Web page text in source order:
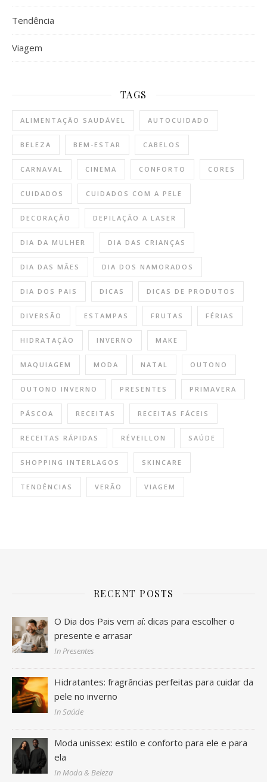
Tendência
Viagem
TAGS
ALIMENTAÇÃO SAUDÁVEL AUTOCUIDADO
BELEZA BEM-ESTAR CABELOS
CARNAVAL CINEMA CONFORTO CORES
CUIDADOS CUIDADOS COM A PELE
DECORAÇÃO DEPILAÇÃO A LASER
DIA DA MULHER DIA DAS CRIANÇAS
DIA DAS MÃES DIA DOS NAMORADOS
DIA DOS PAIS DICAS DICAS DE PRODUTOS
DIVERSÃO ESTAMPAS FRUTAS FÉRIAS
HIDRATAÇÃO INVERNO MAKE
MAQUIAGEM MODA NATAL OUTONO
OUTONO INVERNO PRESENTES PRIMAVERA
PÁSCOA RECEITAS RECEITAS FÁCEIS
RECEITAS RÁPIDAS RÉVEILLON SAÚDE
SHOPPING INTERLAGOS SKINCARE
TENDÊNCIAS VERÃO VIAGEM
RECENT POSTS
O Dia dos Pais vem aí: dicas para escolher o
presente e arrasar
In Presentes
Hidratantes: fragrâncias perfeitas para cuidar da
pele no inverno
In Saúde
Moda unissex: estilo e conforto para ele e para
ela
In Moda & Beleza